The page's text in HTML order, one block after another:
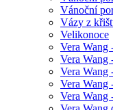
Vánoční
Vázy z
Velikonoce
Vera Wang
Vera Wang
Vera Wang
Vera Wang
Vera Wang